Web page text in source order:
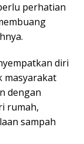
perhatian
diri
masyarakat
dengan
rumah,
sampah